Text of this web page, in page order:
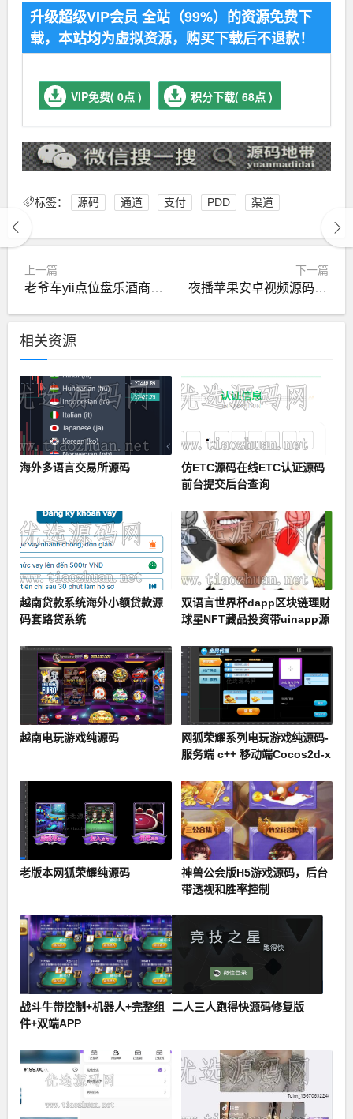
升级超级VIP会员 全站（99%）的资源免费下
载，本站均为虚拟资源，购买下载后不退款！
VIP免费( 0点 ) 积分下载( 68点 )
标签： 源码 通道 支付 PDD 渠道
上一篇
老爷车yii点位盘乐酒商城系统微盘源码
下一篇
夜播苹果安卓视频源码+完整数据+视频盒子+双端源码app
相关资源
海外多语言交易所源码
仿ETC源码在线ETC认证源码
前台提交后台查询
越南贷款系统海外小额贷款源
码套路贷系统
双语言世界杯dapp区块链理财
球星NFT藏品投资带uinapp源
越南电玩游戏纯源码
网狐荣耀系列电玩游戏纯源码-
服务端 c++ 移动端Cocos2d-x
老版本网狐荣耀纯源码
神兽公会版H5游戏源码，后台
带透视和胜率控制
战斗牛带控制+机器人+完整组
件+双端APP
二人三人跑得快源码修复版